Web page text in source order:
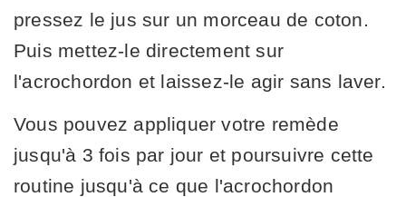
pressez le jus sur un morceau de coton.
Puis mettez-le directement sur
l'acrochordon et laissez-le agir sans laver.
Vous pouvez appliquer votre remède
jusqu'à 3 fois par jour et poursuivre cette
routine jusqu'à ce que l'acrochordon